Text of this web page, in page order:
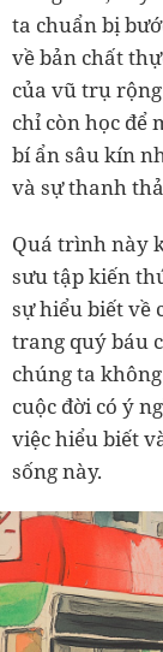
ta chuẩn bị
về bản chất
của vũ trụ
chỉ còn học để
bí ẩn sâu kín
và sự thanh
Quá trình này
sưu tập kiến
sự hiểu biết về
trang quý báu
chúng ta
cuộc đời có ý
việc hiểu biết
sống này.